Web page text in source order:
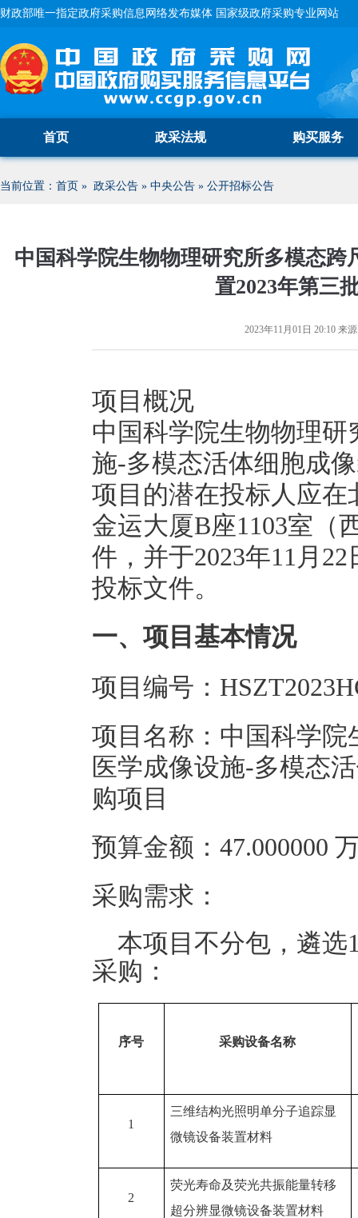
财政部唯一指定政府采购信息网络发布媒体 国家级政府采购专业网站
首页 政采法规 购买服务
当前位置： 首页 » 政采公告 » 中央公告 » 公开招标公告
中国科学院生物物理研究所多模态
置2023年第三
2023年11月01日 20:10 来
项目概况
中国科学院生物物理
施-多模态活体细胞成
项目的潜在投标人应在
金运大厦B座1103室（
件，并于2023年11月
投标文件。
一、项目基本情况
项目编号：
项目名称：中国科学
医学成像设施-多模态
购项目
预算金额：47.000000
采购需求：
本项目不分包，遴选
采购：
序号 采购设备名称
1
三维结构光照明单分子追踪显
微镜设备装置材料
2
荧光寿命及荧光共振能量转移
超分辨显微镜设备装置材料